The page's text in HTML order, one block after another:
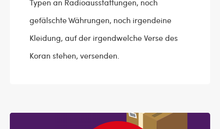
Typen an Radioausstattungen, noch
gefälschte Währungen, noch irgendeine
Kleidung, auf der irgendwelche Verse des
Koran stehen, versenden.